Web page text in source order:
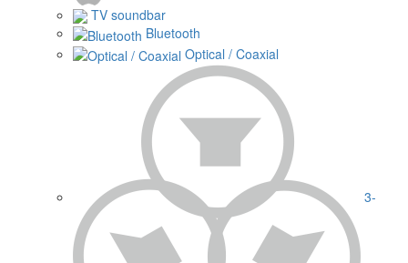
TV soundbar
Bluetooth
Optical / Coaxial
3-